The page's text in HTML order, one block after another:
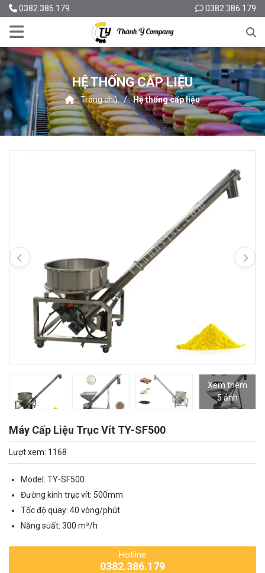
0382.386.179 0382.386.179
HỆ THỐNG CẤP LIỆU
Trang chủ Hệ thống cấp liệu
Xem thêm
5 ảnh
Máy Cấp Liệu Trục Vít TY-SF500
Lượt xem: 1168
Model: TY-SF500
Đường kính trục vít: 500mm
Tốc độ quay: 40 vòng/phút
Năng suất: 300 m³/h
Hotline
0382.386.179